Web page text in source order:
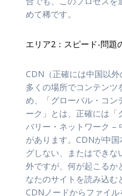
めて稀です。
エリア2：スピード-問題
CDN（正確には中国以
多くの場所でコンテンツ
め、「グローバル・コン
ーク」とは、正確には「
バリー・ネットワーク –
があります。CDNが中
グしない、またはできな
外ですが、何が起こるか
なたのサイトを読み込
CDNノードからファイ